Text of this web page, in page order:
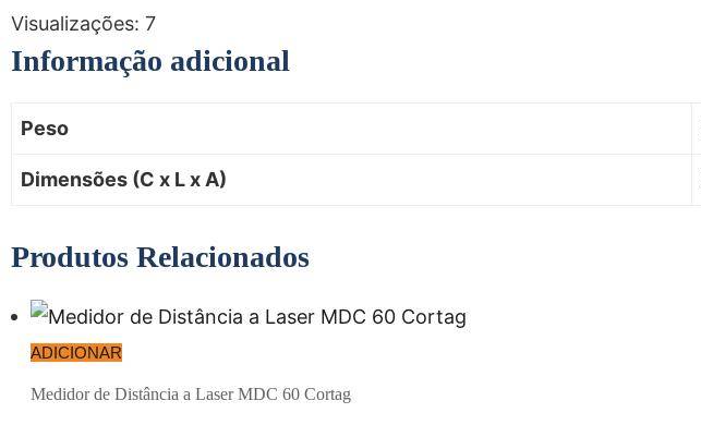
Visualizações: 7
Informação adicional
Peso
Dimensões (C x L x A)
Produtos Relacionados
ADICIONAR
Medidor de Distância a Laser MDC 60 Cortag